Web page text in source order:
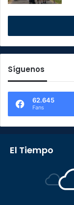
Síguenos
62.645
Fans
El Tiempo